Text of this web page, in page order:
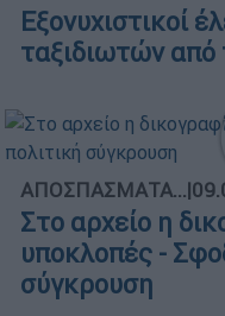
Εξονυχιστικοί
ταξιδιωτών από
ΑΠΟΣΠΑΣΜΑΤΑ...|
Στο αρχείο η
υποκλοπές -
σύγκρουση